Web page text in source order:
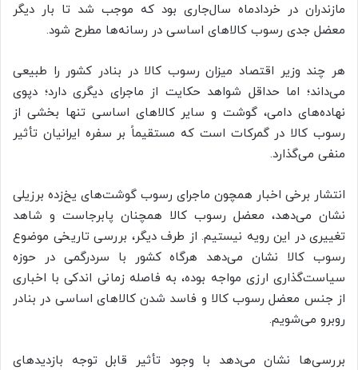
مازندران در خردادماه سال‌جاری بود که موجب شد تا بار دیگر
معضل جدی رسوب کالاهای اساسی در رسانه‌ها مطرح شود.
هر چند وزیر اقتصاد میزان رسوب کالا در بنادر کشور را طبیعی
می‌داند؛ اما حداقل شواهد حکایت از ماجرای دیگری دارد؛ دپوی
نهاده‌های دامی، گوشت و سایر کالاهای اساسی تنها بخشی از
رسوب کالا در گمرکات است که مستقیماً بر سفره ایرانیان تأثیر
منفی می‌گذارد.
انتشار برخی اخبار همچون ماجرای رسوب گوشت‌های یخ‌زده برزیلی
نشان می‌دهد، معضل رسوب کالا همچنان پابرجاست و شاهد
تغییری در این رویه نیستیم. از طرف دیگر، بررسی تاریخی موضوع
رسوب کالا نشان می‌دهد هرگاه کشور با سردرگمی در حوزه
سیاست‌گذاری ارزی مواجه بوده، به فاصله زمانی اندکی با اخباری
از جنس معضل رسوب کالا و فاسد شدن کالاهای اساسی در بنادر
روبرو می‌شویم.
بررسی‌ها نشان می‌دهد با وجود تأثیر قابل توجه بازدیدهای